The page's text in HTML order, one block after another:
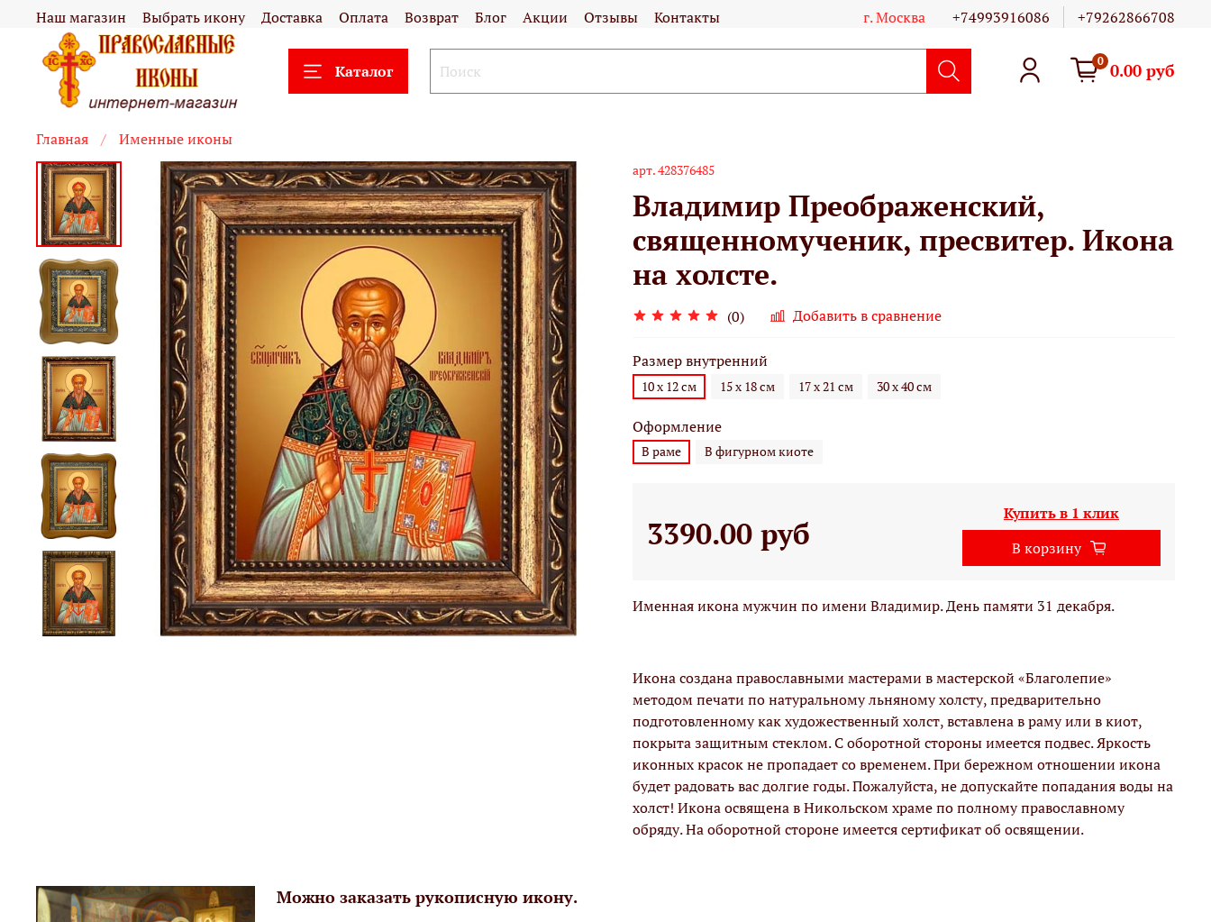
Наш магазин Выбрать икону Доставка Оплата Возврат Блог Акции Отзывы Контакты г. Москва +74993916086 +79262866708
Каталог
0 0.00 руб
Главная Именные иконы
арт.428376485
Владимир Преображенский,
священномученик, пресвитер. Икона
на холсте.
(0) Добавить в сравнение
Размер внутренний
10 х 12 см 15 х 18 см 17 х 21 см 30 х 40 см
Оформление
В раме В фигурном киоте
3390.00 руб
Купить в 1 клик
В корзину
Именная икона мужчин по имени Владимир. День памяти 31 декабря.
Икона создана православными мастерами в мастерской «Благолепие»
методом печати по натуральному льняному холсту, предварительно
подготовленному как художественный холст, вставлена в раму или в киот,
покрыта защитным стеклом. С оборотной стороны имеется подвес. Яркость
иконных красок не пропадает со временем. При бережном отношении икона
будет радовать вас долгие годы. Пожалуйста, не допускайте попадания воды на
холст! Икона освящена в Никольском храме по полному православному
обряду. На оборотной стороне имеется сертификат об освящении.
Можно заказать рукописную икону.